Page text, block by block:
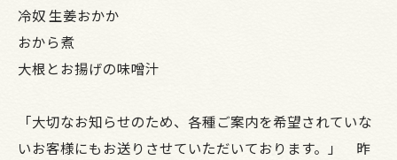
冷奴 生姜おかか
おから煮
大根とお揚げの味噌汁
「大切なお知らせのため、各種ご案内を希望されていな
いお客様にもお送りさせていただいております。」 昨